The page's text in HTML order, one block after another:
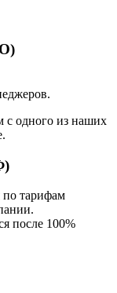
с одного из наших
по тарифам
после 100%